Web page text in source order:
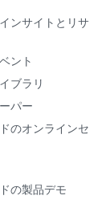
ンサイトとリサ
ント
ブラリ
パー
のオンラインセ
の製品デモ